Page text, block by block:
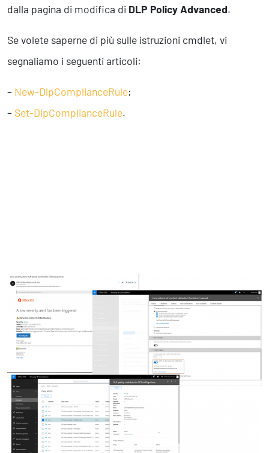
dalla pagina di modifica di DLP Policy Advanced.
Se volete saperne di più sulle istruzioni cmdlet, vi
segnaliamo i seguenti articoli:
– New-DlpComplianceRule;
– Set-DlpComplianceRule.